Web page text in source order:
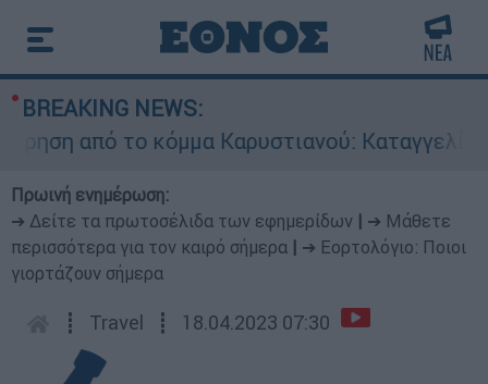
BREAKING NEWS:
από το κόμμα Καρυστιανού: Καταγγελίες
Πρωινή ενημέρωση:
➔ Δείτε τα πρωτοσέλιδα των εφημερίδων
➔ Μάθετε
περισσότερα για τον καιρό σήμερα
➔ Εορτολόγιο: Ποιοι
γιορτάζουν σήμερα
┋ Travel ┋ 18.04.2023 07:30